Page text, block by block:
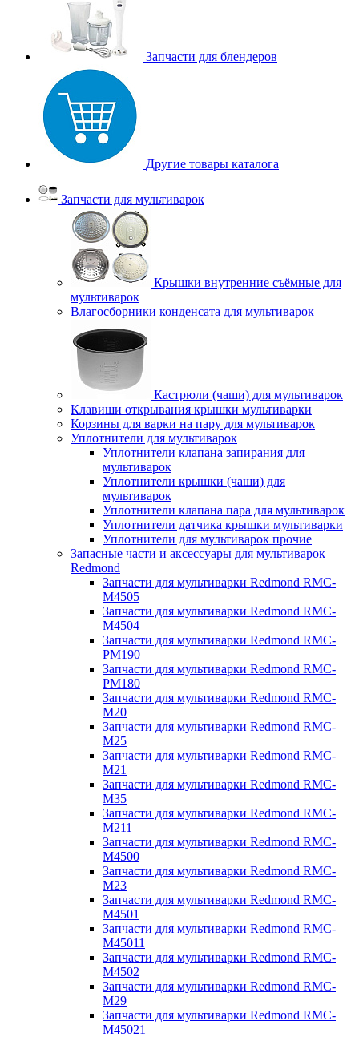
Запчасти для блендеров
Другие товары каталога
Запчасти для мультиварок
Крышки внутренние съёмные для
мультиварок
Влагосборники конденсата для мультиварок
Кастрюли (чаши) для мультиварок
Клавиши открывания крышки мультиварки
Корзины для варки на пару для мультиварок
Уплотнители для мультиварок
Уплотнители клапана запирания для
мультиварок
Уплотнители крышки (чаши) для
мультиварок
Уплотнители клапана пара для мультиварок
Уплотнители датчика крышки мультиварки
Уплотнители для мультиварок прочие
Запасные части и аксессуары для мультиварок
Redmond
Запчасти для мультиварки Redmond RMC-
M4505
Запчасти для мультиварки Redmond RMC-
M4504
Запчасти для мультиварки Redmond RMC-
PM190
Запчасти для мультиварки Redmond RMC-
PM180
Запчасти для мультиварки Redmond RMC-
M20
Запчасти для мультиварки Redmond RMC-
M25
Запчасти для мультиварки Redmond RMC-
M21
Запчасти для мультиварки Redmond RMC-
M35
Запчасти для мультиварки Redmond RMC-
M211
Запчасти для мультиварки Redmond RMC-
M4500
Запчасти для мультиварки Redmond RMC-
M23
Запчасти для мультиварки Redmond RMC-
M4501
Запчасти для мультиварки Redmond RMC-
M45011
Запчасти для мультиварки Redmond RMC-
M4502
Запчасти для мультиварки Redmond RMC-
M29
Запчасти для мультиварки Redmond RMC-
M45021